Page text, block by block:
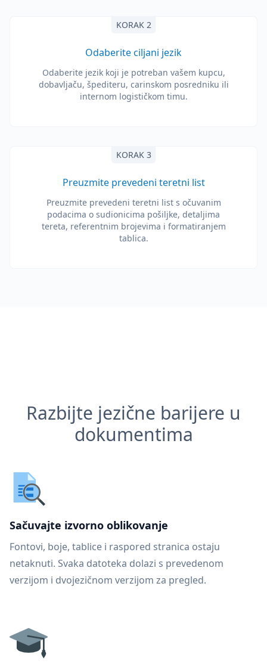
KORAK 2
Odaberite ciljani jezik
Odaberite jezik koji je potreban vašem kupcu,
dobavljaču, špediteru, carinskom posredniku ili
internom logističkom timu.
KORAK 3
Preuzmite prevedeni teretni list
Preuzmite prevedeni teretni list s očuvanim
podacima o sudionicima pošiljke, detaljima
tereta, referentnim brojevima i formatiranjem
tablica.
Razbijte jezične barijere u
dokumentima
Sačuvajte izvorno oblikovanje
Fontovi, boje, tablice i raspored stranica ostaju
netaknuti. Svaka datoteka dolazi s prevedenom
verzijom i dvojezičnom verzijom za pregled.